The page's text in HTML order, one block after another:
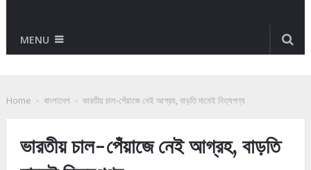
MENU
Home - বাংলাদেশ - ভারতীয় চাল-পেঁয়াজে নেই আগ্রহ, বাড়তি দামেই নিত্যপণ্য
ভারতীয় চাল-পেঁয়াজে নেই আগ্রহ, বাড়তি